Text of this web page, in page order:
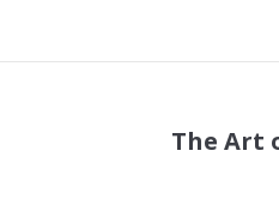
The Art